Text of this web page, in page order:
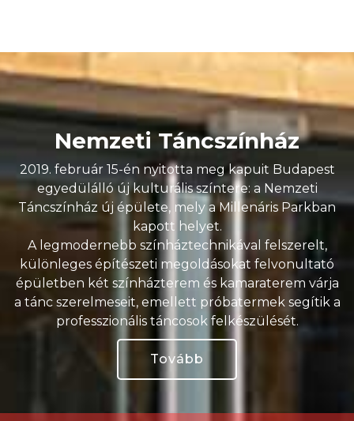
Nemzeti Táncszínház
2019. február 15-én nyitotta meg kapuit Budapest
egyedülálló új kulturális színtere: a Nemzeti
Táncszínház új épülete, mely a Millenáris Parkban
kapott helyet.
A legmodernebb színháztechnikával felszerelt,
különleges építészeti megoldásokat felvonultató
épületben két színházterem és kamaraterem várja
a tánc szerelmeseit, emellett próbatermek segítik a
professzionális táncosok felkészülését.
Tovább